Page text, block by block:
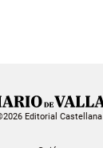
Editorial